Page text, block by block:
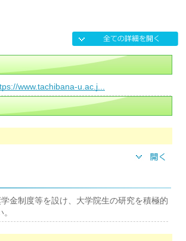
www.tachibana-u.ac.j...
金制度等を設け、大学院生の研究を積極的